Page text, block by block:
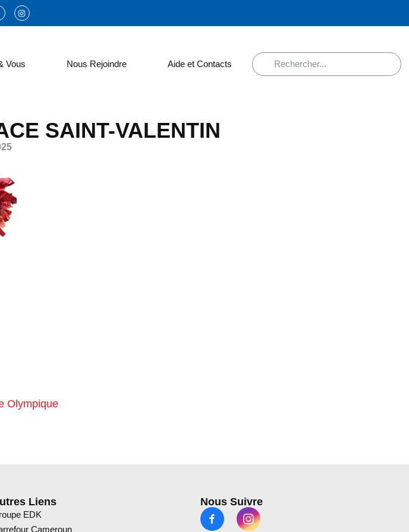
Vous Nous Rejoindre Aide et Contacts
SAINT-VALENTIN
Olympique
Liens
EDK
Cameroun
Nous Suivre